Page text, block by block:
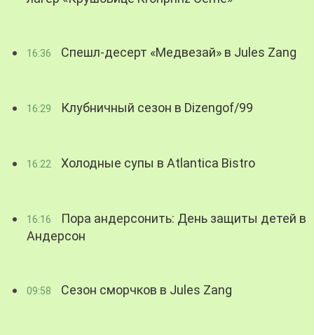
16:36 Спешл-десерт «Медвезай» в Jules Zang
16:29 Клубничный сезон в Dizengof/99
16:22 Холодные супы в Atlantica Bistro
16:16
Пора андерсонить: День защиты детей в
Андерсон
09:58 Сезон сморчков в Jules Zang